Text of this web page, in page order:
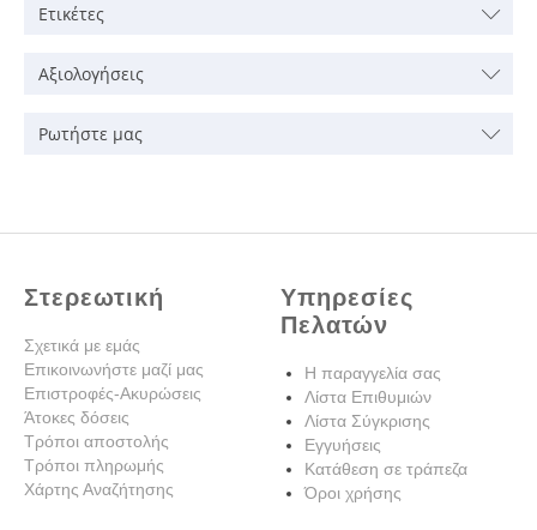
Ετικέτες
Αξιολογήσεις
Ρωτήστε μας
Στερεωτική
Σχετικά με εμάς
Επικοινωνήστε μαζί μας
Επιστροφές-Ακυρώσεις
Άτοκες δόσεις
Τρόποι αποστολής
Τρόποι πληρωμής
Χάρτης Αναζήτησης
Υπηρεσίες
Πελατών
Η παραγγελία σας
Λίστα Επιθυμιών
Λίστα Σύγκρισης
Εγγυήσεις
Κατάθεση σε τράπεζα
Όροι χρήσης